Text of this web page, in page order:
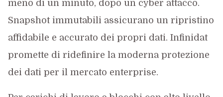
meno di un minuto, dopo un cyber attacco.
Snapshot immutabili assicurano un ripristino
affidabile e accurato dei propri dati. Infinidat
promette di ridefinire la moderna protezione
dei dati per il mercato enterprise.